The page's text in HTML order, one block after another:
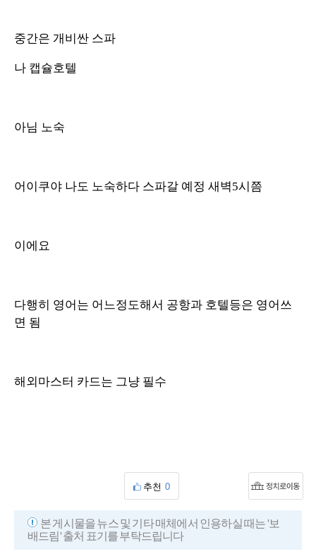
중간은 개비싼 스파
나 캡슐호텔
아님 노숙
어이쿠야 나도 노숙하다 스파갈 예정 새벽5시쯤
이에요
다행히 영어는 어느정도해서 공항과 호텔등은 영어쓰
면 됨
해외마스터 카드는 그냥 필수
추천 0
본 게시물을 뉴스 및 기타 매체에서 인용하실 때는 '보
배드림' 출처 표기를 부탁드립니다